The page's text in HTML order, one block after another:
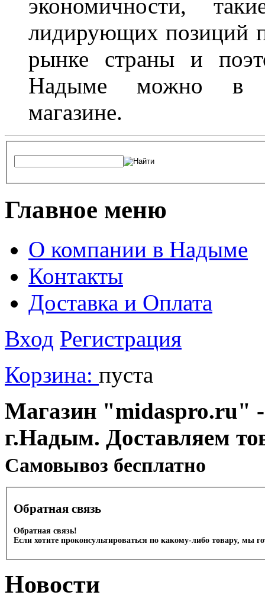
экономичности,
лидирующих позиций
рынке страны и
Надыме можно в
магазине.
Главное меню
О компании в Надыме
Контакты
Доставка и Оплата
Вход Регистрация
Корзина: пуста
Магазин "midaspro.ru" -
г.Надым. Доставляем
Cамовывоз бесплатно
Обратная связь
Обратная связь!
Если хотите проконсультироваться по какому-либо товару, мы
Новости